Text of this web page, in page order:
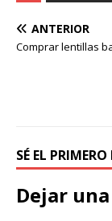
ANTERIOR
Comprar lentillas
SÉ EL
Dejar